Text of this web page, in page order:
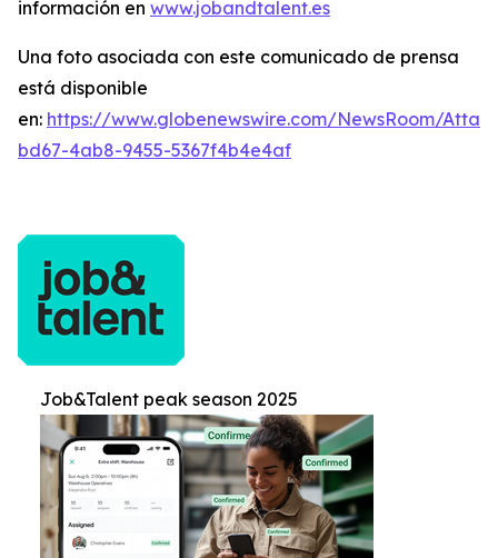
información en www.jobandtalent.es
Una foto asociada con este comunicado de prensa
está disponible
en: https://www.globenewswire.com/NewsRoom/
bd67-4ab8-9455-5367f4b4e4af
Job&Talent peak season 2025